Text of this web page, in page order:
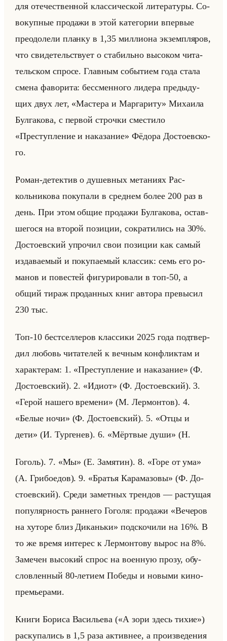
для оте­че­ствен­ной клас­си­че­ской ли­те­ра­ту­ры. Со­
во­куп­ные про­да­жи в этой ка­те­го­рии впер­вые
пре­одо­ле­ли план­ку в 1,35 мил­ли­она эк­зем­пля­ров,
что сви­де­тельству­ет о ста­бильно вы­со­ком чи­та­
тельском спро­се. Глав­ным со­бы­ти­ем года стала
смена фа­во­ри­та: бес­смен­но­го ли­де­ра преды­ду­
щих двух лет, «Мастера и Маргариту» Ми­ха­ила
Бул­га­ко­ва, с пер­вой строч­ки сме­сти­ло
«Преступление и наказание» Фё­до­ра До­сто­ев­ско­
го.
Роман-де­тек­тив о ду­шев­ных ме­та­ни­ях Рас­
кольни­ко­ва по­ку­па­ли в сред­нем более 200 раз в
день. При этом общие про­да­жи Бул­га­ко­ва, остав­
ше­го­ся на вто­рой по­зи­ции, со­кра­ти­лись на 30%.
До­сто­ев­ский упро­чил свои по­зи­ции как самый
из­да­ва­емый и по­ку­па­емый клас­сик: семь его ро­
ма­нов и по­ве­стей фи­гу­ри­ро­ва­ли в топ-50, а
общий тираж про­дан­ных книг ав­то­ра пре­вы­сил
230 тыс.
Топ-10 бест­сел­ле­ров клас­си­ки 2025 года под­твер­
дил лю­бовь чи­та­те­лей к веч­ным кон­флик­там и
ха­рак­те­рам: 1. «Преступление и наказание» (Ф.
До­сто­ев­ский). 2. «Идиот» (Ф. До­сто­ев­ский). 3.
«Герой нашего времени» (М. Лер­мон­тов). 4.
«Белые ночи» (Ф. До­сто­ев­ский). 5. «Отцы и
дети» (И. Тур­ге­нев). 6. «Мёртвые души» (Н.
Го­голь). 7. «Мы» (Е. За­мя­тин). 8. «Горе от ума»
(А. Гри­бо­едов). 9. «Братья Карамазовы» (Ф. До­
сто­ев­ский). Среди за­мет­ных трен­дов — рас­ту­щая
по­пу­ляр­ность ран­не­го Го­го­ля: про­да­жи «Вечеров
на хуторе близ Диканьки» под­ско­чи­ли на 16%. В
то же время ин­те­рес к Лер­мон­то­ву вырос на 8%.
За­ме­чен вы­со­кий спрос на во­ен­ную прозу, обу­
слов­лен­ный 80-ле­ти­ем По­бе­ды и но­вы­ми ки­но­
пре­мье­ра­ми.
Книги Бо­ри­са Ва­си­лье­ва («А зори здесь тихие»)
рас­ку­па­лись в 1,5 раза ак­тив­нее, а про­из­ве­де­ния